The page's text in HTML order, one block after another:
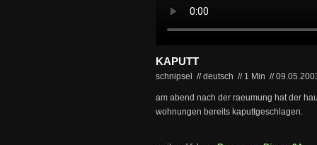
KAPUTT
schnipsel // deutsch // 1 Min //
am abend nach der raeumung hat der
wohnungen bereits kaputtgeschlagen.